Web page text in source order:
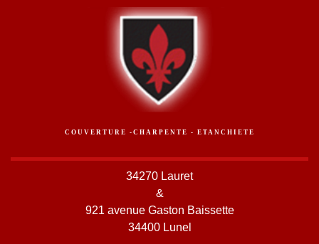
COUVERTURE -CHARPENTE - ETANCHIETE
34270 Lauret
&
921 avenue Gaston Baissette
34400 Lunel